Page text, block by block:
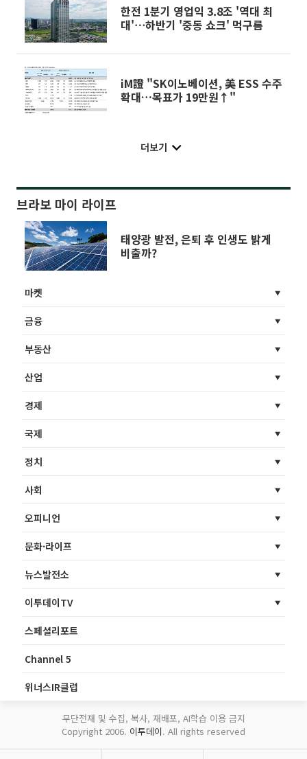
한전 1분기 영업익 3.8조 '역대 최
대'⋯하반기 '중동 쇼크' 먹구름
iM證 "SK이노베이션, 美 ESS 수주
확대…목표가 19만원↑"
더보기
브라보 마이 라이프
태양광 발전, 은퇴 후 인생도 밝게
비출까?
마켓
금융
부동산
산업
경제
국제
정치
사회
오피니언
문화·라이프
뉴스발전소
이투데이TV
스페셜리포트
Channel 5
위너스IR클럽
무단전재 및 수집, 복사, 재배포, AI학습 이용 금지
Copyright 2006. 이투데이. All rights reserved